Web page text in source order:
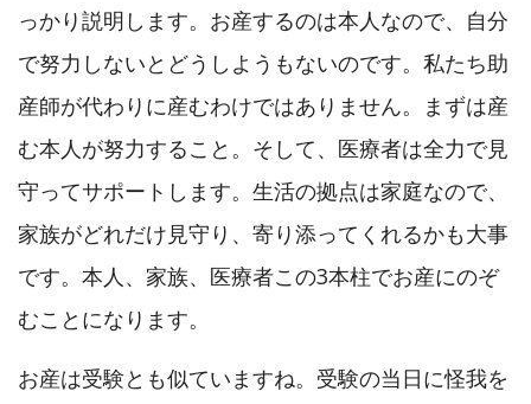
っかり説明します。お産するのは本人なので、自分
で努力しないとどうしようもないのです。私たち助
産師が代わりに産むわけではありません。まずは産
む本人が努力すること。そして、医療者は全力で見
守ってサポートします。生活の拠点は家庭なので、
家族がどれだけ見守り、寄り添ってくれるかも大事
です。本人、家族、医療者この3本柱でお産にのぞ
むことになります。
お産は受験とも似ていますね。受験の当日に怪我を